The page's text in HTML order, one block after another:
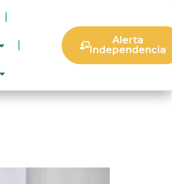
Alerta
Independencia